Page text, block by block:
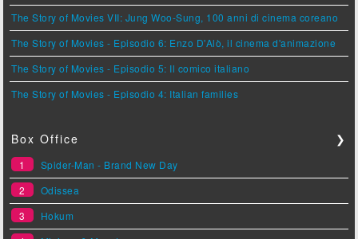
The Story of Movies VII: Jung Woo-Sung, 100 anni di cinema coreano
The Story of Movies - Episodio 6: Enzo D'Alò, il cinema d'animazione
The Story of Movies - Episodio 5: Il comico italiano
The Story of Movies - Episodio 4: Italian families
Box Office ❯
1
Spider-Man - Brand New Day
2
Odissea
3
Hokum